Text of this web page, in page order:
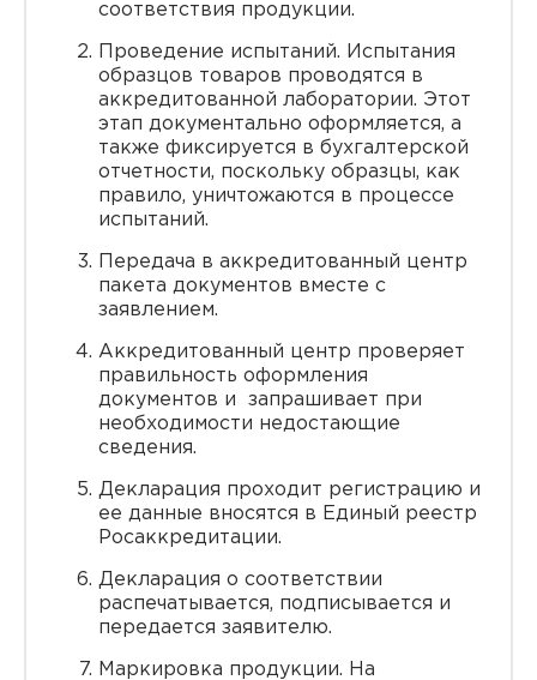
соответствия продукции.
Проведение испытаний. Испытания
образцов товаров проводятся в
аккредитованной лаборатории. Этот
этап документально оформляется, а
также фиксируется в бухгалтерской
отчетности, поскольку образцы, как
правило, уничтожаются в процессе
испытаний.
Передача в аккредитованный центр
пакета документов вместе с
заявлением.
Аккредитованный центр проверяет
правильность оформления
документов и запрашивает при
необходимости недостающие
сведения.
Декларация проходит регистрацию и
ее данные вносятся в Единый реестр
Росаккредитации.
Декларация о соответствии
распечатывается, подписывается и
передается заявителю.
Маркировка продукции. На